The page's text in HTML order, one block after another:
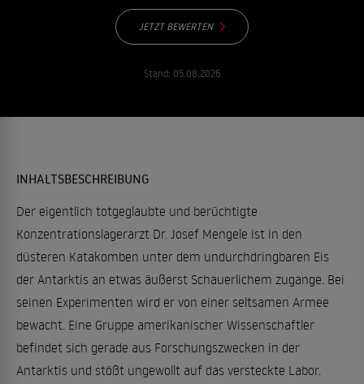
JETZT BEWERTEN
Stand: 05.08.2026
INHALTSBESCHREIBUNG
Der eigentlich totgeglaubte und berüchtigte
Konzentrationslagerarzt Dr. Josef Mengele ist in den
düsteren Katakomben unter dem undurchdringbaren Eis
der Antarktis an etwas äußerst Schauerlichem zugange. Bei
seinen Experimenten wird er von einer seltsamen Armee
bewacht. Eine Gruppe amerikanischer Wissenschaftler
befindet sich gerade aus Forschungszwecken in der
Antarktis und stößt ungewollt auf das versteckte Labor.